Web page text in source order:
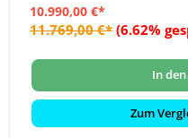
10.990,00 €*
11.769,00 €* (6.62%
In
Zum